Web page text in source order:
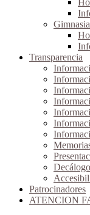
Transparencia
Patrocinadores
ATENCION